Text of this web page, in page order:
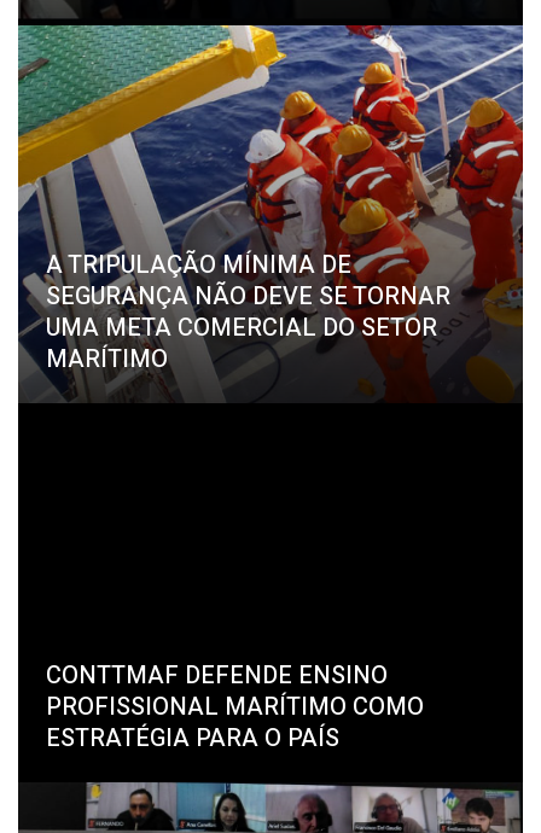
A TRIPULAÇÃO MÍNIMA DE
SEGURANÇA NÃO DEVE SE TORNAR
UMA META COMERCIAL DO SETOR
MARÍTIMO
CONTTMAF DEFENDE ENSINO
PROFISSIONAL MARÍTIMO COMO
ESTRATÉGIA PARA O PAÍS